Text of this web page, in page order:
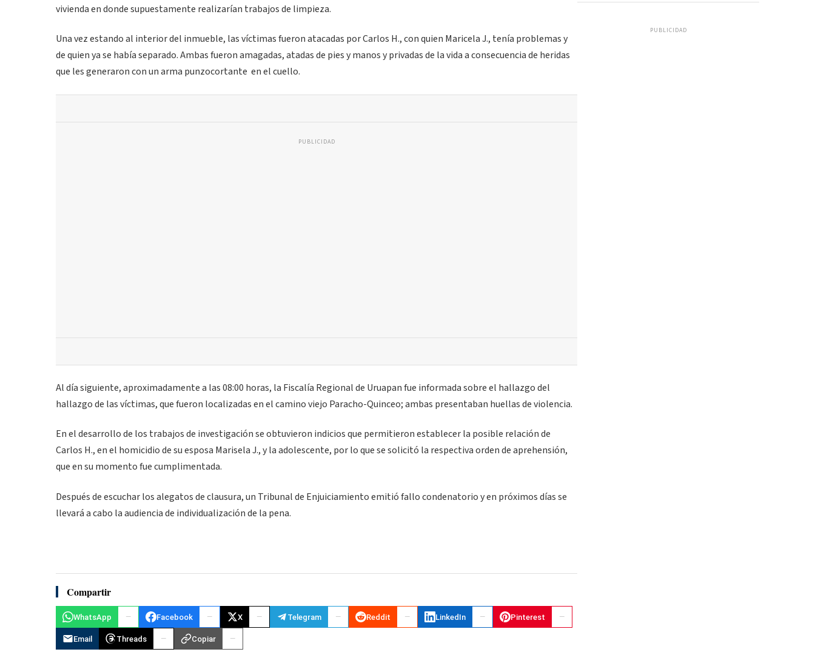
vivienda en donde supuestamente realizarían trabajos de limpieza.
Una vez estando al interior del inmueble, las víctimas fueron atacadas por Carlos H., con quien Maricela J., tenía problemas y
de quien ya se había separado. Ambas fueron amagadas, atadas de pies y manos y privadas de la vida a consecuencia de heridas
que les generaron con un arma punzocortante en el cuello.
PUBLICIDAD
Al día siguiente, aproximadamente a las 08:00 horas, la Fiscalía Regional de Uruapan fue informada sobre el hallazgo del
hallazgo de las víctimas, que fueron localizadas en el camino viejo Paracho-Quinceo; ambas presentaban huellas de violencia.
En el desarrollo de los trabajos de investigación se obtuvieron indicios que permitieron establecer la posible relación de
Carlos H., en el homicidio de su esposa Marisela J., y la adolescente, por lo que se solicitó la respectiva orden de aprehensión,
que en su momento fue cumplimentada.
Después de escuchar los alegatos de clausura, un Tribunal de Enjuiciamiento emitió fallo condenatorio y en próximos días se
llevará a cabo la audiencia de individualización de la pena.
Compartir
WhatsApp Facebook X Telegram Reddit LinkedIn Pinterest
Email Threads Copiar
PUBLICIDAD